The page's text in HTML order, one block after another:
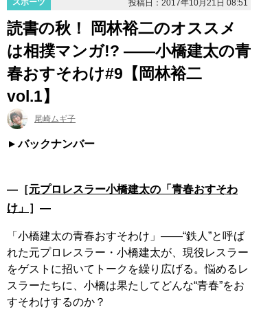
スポーツ
投稿日：2017年10月21日 08:51
読書の秋！ 岡林裕二のオススメ
は相撲マンガ!? ――小橋建太の青
春おすそわけ#9【岡林裕二
vol.1】
尾崎ムギ子
バックナンバー
―［元プロレスラー小橋建太の「青春おすそわ
け」 ］―
「小橋建太の青春おすそわけ」――“鉄人”と呼ば
れた元プロレスラー・小橋建太が、現役レスラー
をゲストに招いてトークを繰り広げる。悩めるレ
スラーたちに、小橋は果たしてどんな“青春”をお
すそわけするのか？